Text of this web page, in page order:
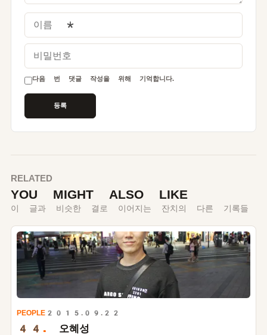
이름
비밀번호
다음 번 댓글 작성을 위해 기억합니다.
RELATED
YOU MIGHT ALSO LIKE
이 글과 비슷한 결로 이어지는 잔치의 다른 기록들
PEOPLE 2015.09.22
44. 오혜성